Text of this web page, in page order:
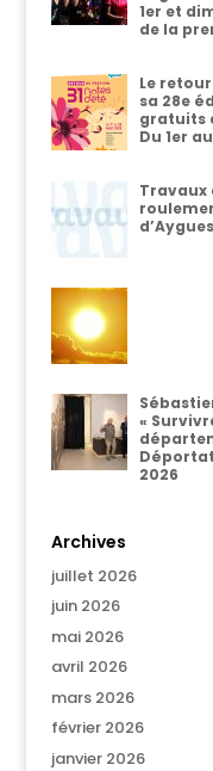
1er et
de la
Le
sa 28e
gratuits
Du 1er
Travaux
«
2026
Archives
juillet 2026
juin 2026
mai 2026
avril 2026
mars 2026
février 2026
janvier 2026